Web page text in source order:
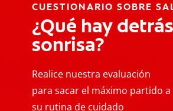
CUESTIONARIO SOBRE
¿Qué hay
sonrisa?
Realice nuestra evaluación
para sacar el máximo partido a
su rutina de cuidado